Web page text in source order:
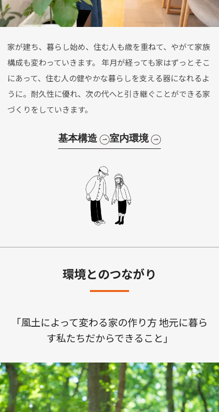
家が建ち、暮らし始め、住む人も歳を重ねて、やがて家族
構成も変わっていきます。 年月が経っても家はずっとそこ
にあって、住む人の健やかな暮らしを支える器になれるよ
うに。耐久性に優れ、次の代へと引き継ぐことができる家
づくりをしていきます。
基本構造 室内環境
環境とのつながり
「風土によって変わる家の作り方 地元に暮ら
す私たちだからできること」